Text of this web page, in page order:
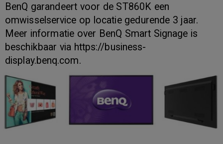
BenQ garandeert voor de ST860K een
omwisselservice op locatie gedurende 3 jaar.
Meer informatie over BenQ Smart Signage is
beschikbaar via https://business-
display.benq.com.